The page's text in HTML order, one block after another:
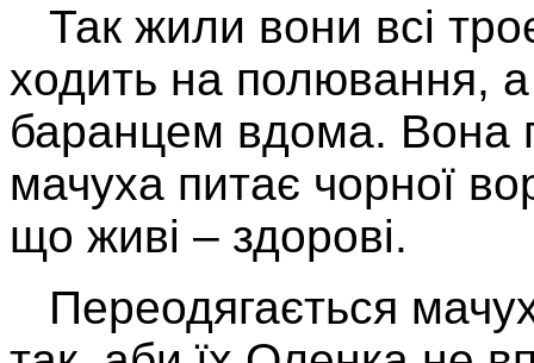
Так жили вони всі
ходить на полювання,
баранцем вдома. Вона
мачуха питає чорної
що живі – здорові.
Переодягається